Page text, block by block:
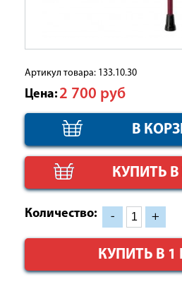
Артикул товара: 133.10.30
Цена: 2 700 руб
КУПИТЬ
Количество: - +
КУПИТЬ В 1